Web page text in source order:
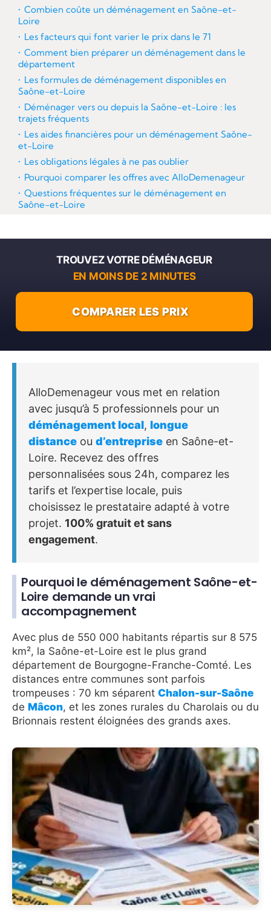
AlloDemenageur vous met en relation
avec jusqu’à 5 professionnels pour un
déménagement local, longue
distance ou d’entreprise en Saône-et-
Loire. Recevez des offres
personnalisées sous 24h, comparez les
tarifs et l’expertise locale, puis
choisissez le prestataire adapté à votre
projet. 100% gratuit et sans
engagement.
Pourquoi le déménagement Saône-et-
Loire demande un vrai
accompagnement
Avec plus de 550 000 habitants répartis sur 8 575
km², la Saône-et-Loire est le plus grand
département de Bourgogne-Franche-Comté. Les
distances entre communes sont parfois
trompeuses : 70 km séparent Chalon-sur-Saône
de Mâcon, et les zones rurales du Charolais ou du
Brionnais restent éloignées des grands axes.
Combien coûte un déménagement en Saône-et-
Loire
Les facteurs qui font varier le prix dans le 71
Comment bien préparer un déménagement dans le
département
Les formules de déménagement disponibles en
Saône-et-Loire
Déménager vers ou depuis la Saône-et-Loire : les
trajets fréquents
Les aides financières pour un déménagement Saône-
et-Loire
Les obligations légales à ne pas oublier
Pourquoi comparer les offres avec AlloDemenageur
Questions fréquentes sur le déménagement en
Saône-et-Loire
TROUVEZ VOTRE DÉMÉNAGEUR
EN MOINS DE 2 MINUTES
COMPARER LES PRIX